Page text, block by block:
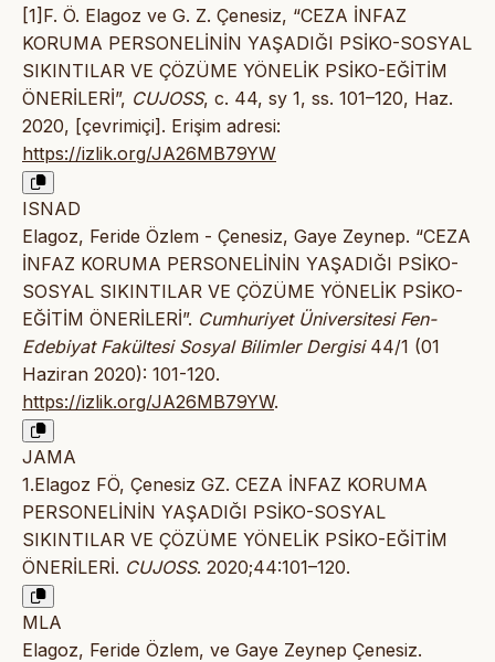
[1]F. Ö. Elagoz ve G. Z. Çenesiz, “CEZA İNFAZ
KORUMA PERSONELİNİN YAŞADIĞI PSİKO-SOSYAL
SIKINTILAR VE ÇÖZÜME YÖNELİK PSİKO-EĞİTİM
ÖNERİLERİ”, CUJOSS, c. 44, sy 1, ss. 101–120, Haz.
2020, [çevrimiçi]. Erişim adresi:
https://izlik.org/JA26MB79YW
ISNAD
Elagoz, Feride Özlem - Çenesiz, Gaye Zeynep. “CEZA
İNFAZ KORUMA PERSONELİNİN YAŞADIĞI PSİKO-
SOSYAL SIKINTILAR VE ÇÖZÜME YÖNELİK PSİKO-
EĞİTİM ÖNERİLERİ”. Cumhuriyet Üniversitesi Fen-
Edebiyat Fakültesi Sosyal Bilimler Dergisi44/1 (01
Haziran 2020): 101-120.
https://izlik.org/JA26MB79YW.
JAMA
1.Elagoz FÖ, Çenesiz GZ. CEZA İNFAZ KORUMA
PERSONELİNİN YAŞADIĞI PSİKO-SOSYAL
SIKINTILAR VE ÇÖZÜME YÖNELİK PSİKO-EĞİTİM
ÖNERİLERİ. CUJOSS. 2020;44:101–120.
MLA
Elagoz, Feride Özlem, ve Gaye Zeynep Çenesiz.